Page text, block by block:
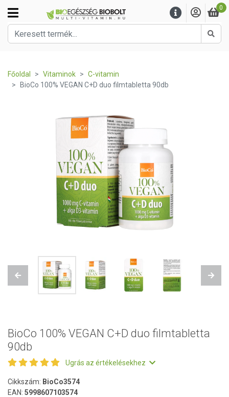
0
Főoldal Vitaminok
C-vitamin
BioCo 100% VEGAN C+D duo filmtabletta 90db
Previous Next
BioCo 100% VEGAN C+D duo filmtabletta
90db
Ugrás az értékelésekhez
Cikkszám: BioCo3574
EAN: 5998607103574